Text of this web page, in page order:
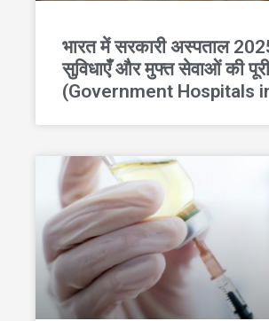
भारत में सरकारी अस्पताल
सुविधाएँ और मुफ्त सेवाओं की
(Government Hospitals